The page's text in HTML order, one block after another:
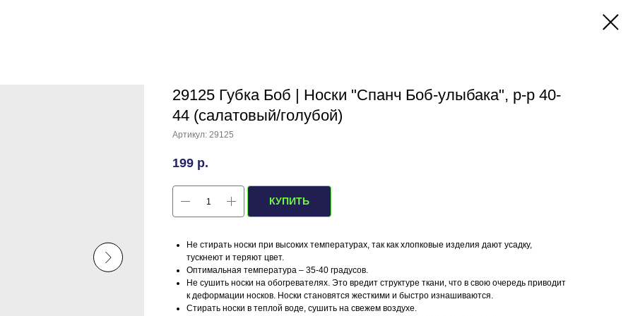
29125 Губка Боб | Носки "Спанч Боб-улыбака", р-р 40-
44 (салатовый/голубой)
Артикул: 29125
199 р.
КУПИТЬ
Не стирать носки при высоких температурах, так как хлопковые изделия дают усадку,
тускнеют и теряют цвет.
Оптимальная температура – 35-40 градусов.
Не сушить носки на обогревателях. Это вредит структуре ткани, что в свою очередь приводит
к деформации носков. Носки становятся жесткими и быстро изнашиваются.
Стирать носки в теплой воде, сушить на свежем воздухе.